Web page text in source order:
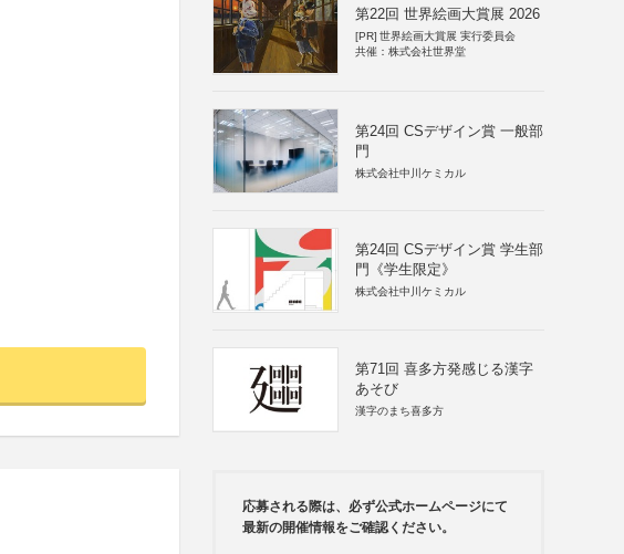
第22回 世界絵画大賞展 2026
[PR] 世界絵画大賞展 実行委員会
共催：株式会社世界堂
第24回 CSデザイン賞 一般部
門
株式会社中川ケミカル
第24回 CSデザイン賞 学生部
門《学生限定》
株式会社中川ケミカル
第71回 喜多方発感じる漢字
あそび
漢字のまち喜多方
応募される際は、必ず公式ホームページにて
最新の開催情報をご確認ください。